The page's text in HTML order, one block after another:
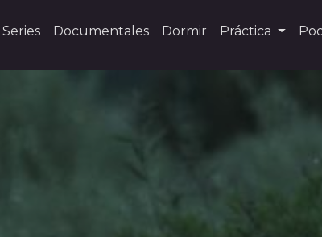
Series Documentales Dormir Práctica